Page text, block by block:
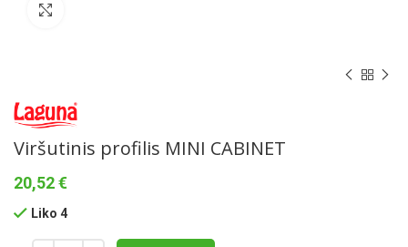
Viršutinis profilis MINI CABINET
20,52€
Liko 4